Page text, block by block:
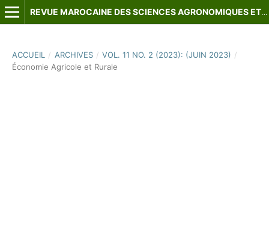
REVUE MAROCAINE DES SCIENCES AGRONOMIQUES ET VÉTÉRINAIRES
ACCUEIL / ARCHIVES / VOL. 11 NO. 2 (2023): (JUIN 2023) /
Économie Agricole et Rurale